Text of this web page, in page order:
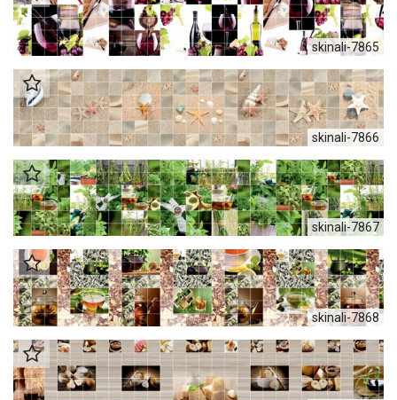
skinali-7865
skinali-7866
skinali-7867
skinali-7868